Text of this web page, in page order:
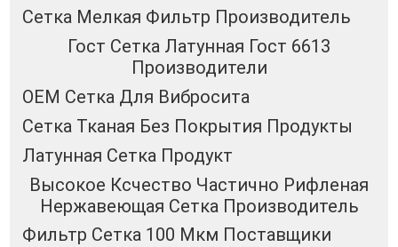
Сетка Мелкая Фильтр Производитель
Гост Сетка Латунная Гост 6613
Производители
OEM Сетка Для Вибросита
Сетка Тканая Без Покрытия Продукты
Латунная Сетка Продукт
Высокое Ксчество Частично Рифленая
Нержавеющая Сетка Производитель
Фильтр Сетка 100 Мкм Поставщики